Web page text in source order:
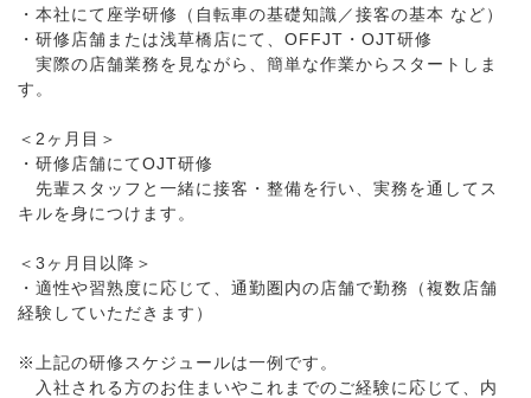
・本社にて座学研修（自転車の基礎知識／接客の基本 など）
・研修店舗または浅草橋店にて、OFFJT・OJT研修
実際の店舗業務を見ながら、簡単な作業からスタートしま
す。
＜2ヶ月目＞
・研修店舗にてOJT研修
先輩スタッフと一緒に接客・整備を行い、実務を通してス
キルを身につけます。
＜3ヶ月目以降＞
・適性や習熟度に応じて、通勤圏内の店舗で勤務（複数店舗
経験していただきます）
※上記の研修スケジュールは一例です。
入社される方のお住まいやこれまでのご経験に応じて、内